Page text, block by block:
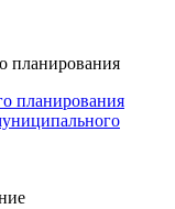
планирования
планирования